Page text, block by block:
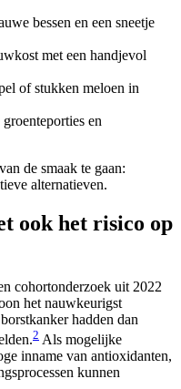
bessen en een sneetje
met een handjevol
of stukken meloen in
en
de smaak te gaan:
alternatieven.
ook het risico op
cohortonderzoek uit 2022
het nauwkeurigst
hadden dan
2 Als mogelijke
inname van antioxidanten,
kunnen